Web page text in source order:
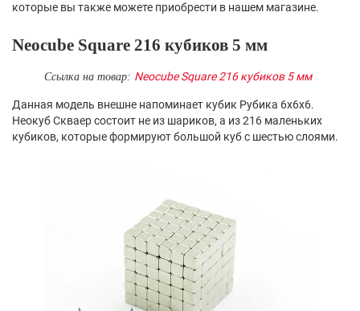
которые вы также можете приобрести в нашем магазине.
Neocube Square 216 кубиков 5 мм
Ссылка на товар: Neocube Square 216 кубиков 5 мм
Данная модель внешне напоминает кубик Рубика 6х6х6.
Неокуб Скваер состоит не из шариков, а из 216 маленьких
кубиков, которые формируют большой куб с шестью слоями.